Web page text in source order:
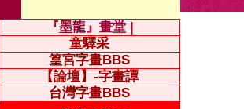
『墨龍』畫堂 |
童驛采
篁宮字畫BBS
【論壇】-字畫譚
台灣字畫BBS